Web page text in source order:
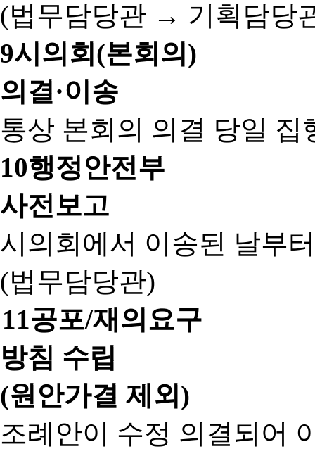
(법무담당관 → 기획담당
9시의회(본회의)
의결·이송
통상 본회의 의결 당일 집
10행정안전부
사전보고
시의회에서 이송된 날부
(법무담당관)
11공포/재의요구
방침 수립
(원안가결 제외)
조례안이 수정 의결되어